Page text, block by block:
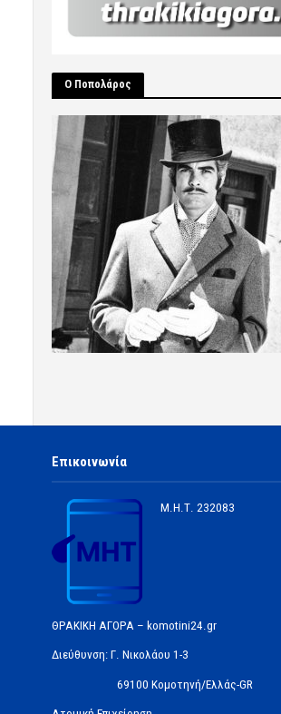
Ο Ποπολάρος
Επικοινωνία
Μ.Η.Τ. 232083
ΘΡΑΚΙΚΗ ΑΓΟΡΑ – komotini24.gr
Διεύθυνση: Γ. Νικολάου 1-3
69100 Κομοτηνή/Ελλάς-GR